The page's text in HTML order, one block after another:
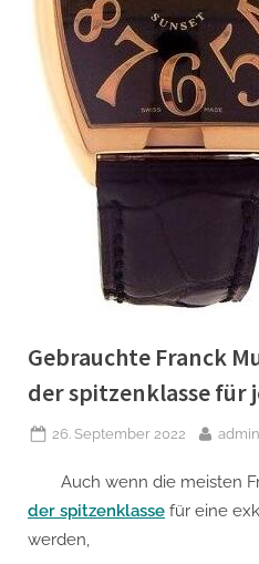
Gebrauchte Franck
der spitzenklasse für
Posted
26. September 2022 By
admin
Auch wenn die meisten
der spitzenklasse für eine
werden,